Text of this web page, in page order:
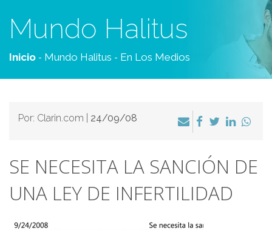
Mundo Halitus
Inicio - Mundo Halitus - En Los Medios
Por: Clarin.com | 24/09/08
SE NECESITA LA SANCIÓN DE
UNA LEY DE INFERTILIDAD